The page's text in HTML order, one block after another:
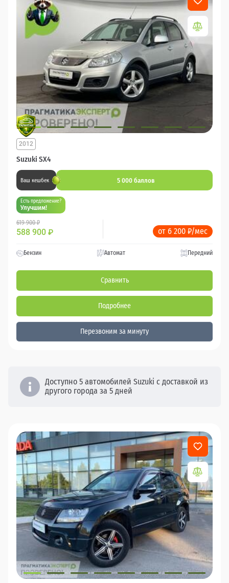
Suzuki SX4
2012
Ваш кешбек 5 000 баллов
Есть предложение?
Улучшим!
619 900 ₽
588 900 ₽ от 6 200 ₽/мес
Бензин Автомат Передний
Сравнить
Подробнее
Перезвоним за минуту
Доступно 5 автомобилей Suzuki с доставкой из
другого города за 5 дней